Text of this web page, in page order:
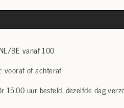
BE vanaf 100
vooraf of achteraf
15.00 uur besteld, dezelfde dag